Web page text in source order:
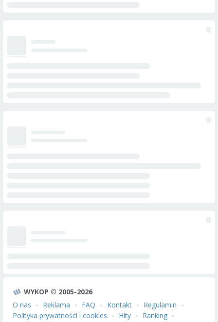
WYKOP © 2005-2026
O nas
Reklama FAQ Kontakt
Regulamin
Polityka prywatności i cookies
Hity
Ranking